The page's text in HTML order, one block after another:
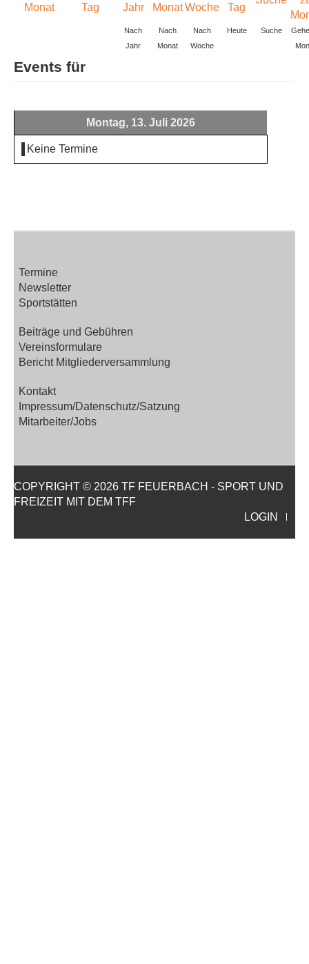
Nach
Jahr
Nach
Monat
Nach
Woche
Heute Suche
Events für
Montag, 13. Juli 2026
Keine Termine
Termine
Newsletter
Sportstätten
Beiträge und Gebühren
Vereinsformulare
Bericht Mitgliederversammlung
Kontakt
Impressum/Datenschutz/Satzung
Mitarbeiter/Jobs
COPYRIGHT © 2026 TF FEUERBACH - SPORT UND
FREIZEIT MIT DEM TFF
LOGIN